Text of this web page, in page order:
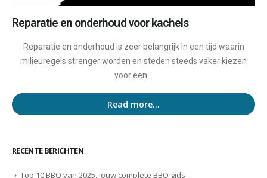
Reparatie en onderhoud voor kachels
Reparatie en onderhoud is zeer belangrijk in een tijd waarin
milieuregels strenger worden en steden steeds vaker kiezen
voor een...
Read more...
RECENTE BERICHTEN
Top 10 BBQ van 2025, jouw complete BBQ gids